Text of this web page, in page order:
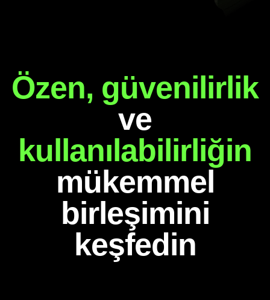
Özen, güvenilirlik
ve
kullanılabilirliğin
mükemmel
birleşimini
keşfedin